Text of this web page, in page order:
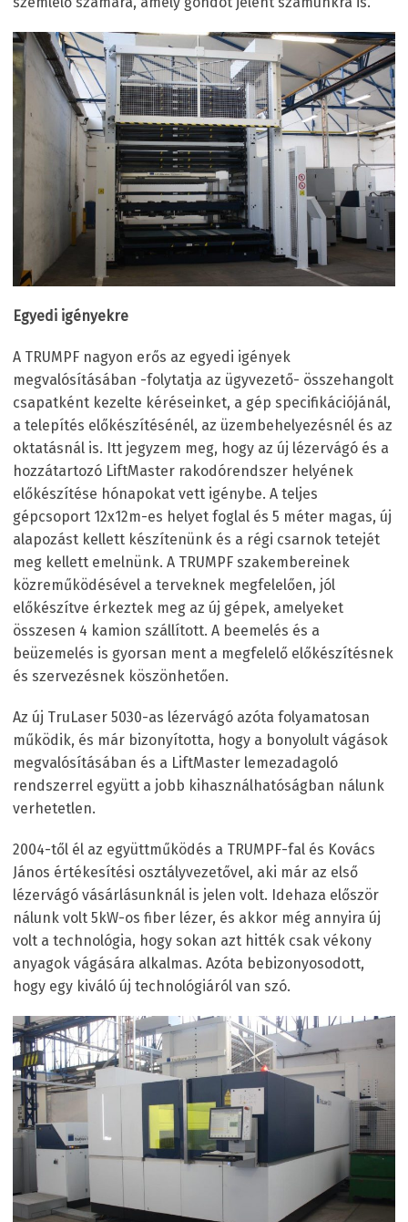
Egyedi igényekre
A TRUMPF nagyon erős az egyedi igények
megvalósításában -folytatja az ügyvezető- összehangolt
csapatként kezelte kéréseinket, a gép specifikációjánál,
a telepítés előkészítésénél, az üzembehelyezésnél és az
oktatásnál is. Itt jegyzem meg, hogy az új lézervágó és a
hozzátartozó LiftMaster rakodórendszer helyének
előkészítése hónapokat vett igénybe. A teljes
gépcsoport 12x12m-es helyet foglal és 5 méter magas, új
alapozást kellett készítenünk és a régi csarnok tetejét
meg kellett emelnünk. A TRUMPF szakembereinek
közreműködésével a terveknek megfelelően, jól
előkészítve érkeztek meg az új gépek, amelyeket
összesen 4 kamion szállított. A beemelés és a
beüzemelés is gyorsan ment a megfelelő előkészítésnek
és szervezésnek köszönhetően.
Az új TruLaser 5030-as lézervágó azóta folyamatosan
működik, és már bizonyította, hogy a bonyolult vágások
megvalósításában és a LiftMaster lemezadagoló
rendszerrel együtt a jobb kihasználhatóságban nálunk
verhetetlen.
2004-től él az együttműködés a TRUMPF-fal és Kovács
János értékesítési osztályvezetővel, aki már az első
lézervágó vásárlásunknál is jelen volt. Idehaza először
nálunk volt 5kW-os fiber lézer, és akkor még annyira új
volt a technológia, hogy sokan azt hitték csak vékony
anyagok vágására alkalmas. Azóta bebizonyosodott,
hogy egy kiváló új technológiáról van szó.